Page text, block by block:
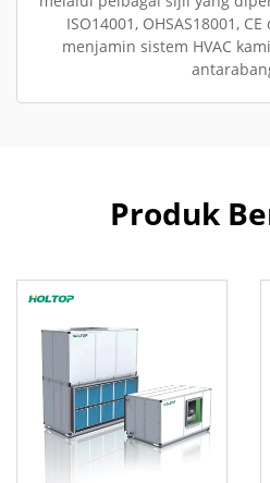
ISO14001, OHSAS18001,
menjamin sistem HVAC
Produk